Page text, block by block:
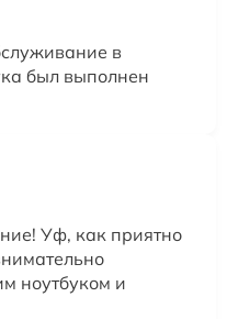
в
был выполнен
Уф, как приятно
ноутбуком и